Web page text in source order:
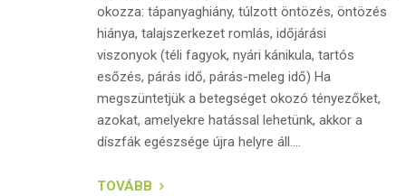
okozza: tápanyaghiány, túlzott öntözés, öntözés
hiánya, talajszerkezet romlás, időjárási
viszonyok (téli fagyok, nyári kánikula, tartós
esőzés, párás idő, párás-meleg idő) Ha
megszüntetjük a betegséget okozó tényezőket,
azokat, amelyekre hatással lehetünk, akkor a
díszfák egészsége újra helyre áll....
TOVÁBB